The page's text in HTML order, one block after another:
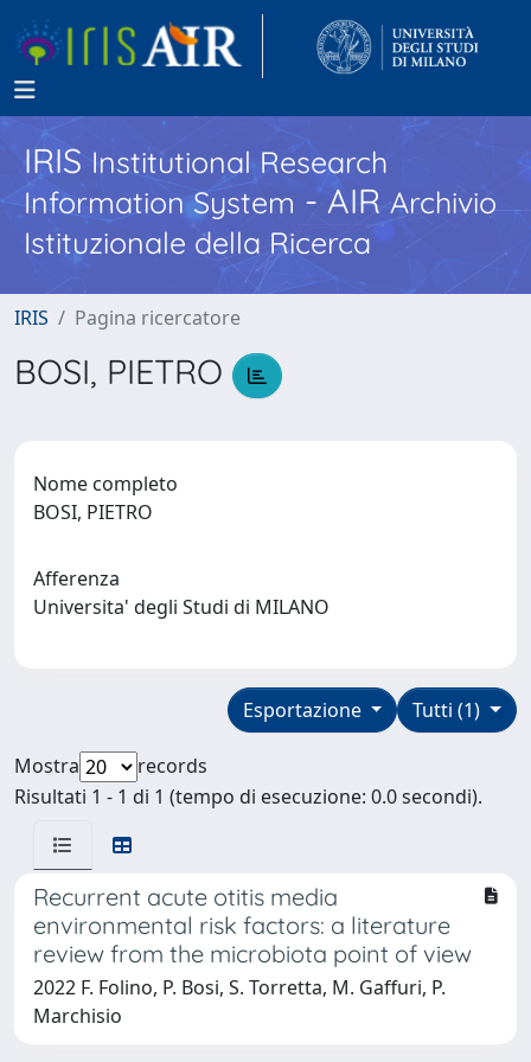
IRISInstitutional Research
Information System - AIR Archivio
Istituzionale della Ricerca
IRIS Pagina ricercatore
BOSI, PIETRO
Nome completo
BOSI, PIETRO
Afferenza
Universita' degli Studi di MILANO
Tutti (1)
Esportazione
Mostra
records
Risultati 1 - 1 di 1 (tempo di esecuzione: 0.0 secondi).
Recurrent acute otitis media
environmental risk factors: a literature
review from the microbiota point of view
2022 F. Folino, P. Bosi, S. Torretta, M. Gaffuri, P.
Marchisio